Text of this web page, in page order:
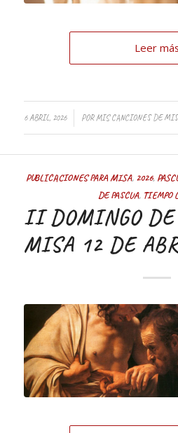
Leer más
6 ABRIL, 2026 PORMIS CANCIONES DE
PUBLICACIONES PARA MISA, 2026,
DE PASCUA, TIEMPO
II DOMINGO DE
MISA 12 DE